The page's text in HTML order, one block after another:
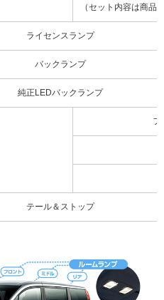
（セット内容は商品
ライセンスランプ
バックランプ
純正LEDバックランプ
フ
テール＆ストップ